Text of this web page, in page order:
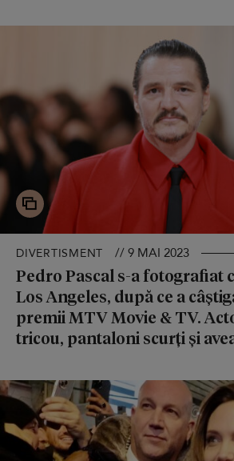
DIVERTISMENT // 9 MAI 2023
Pedro Pascal s-a fotografiat
Los Angeles, după ce a
premii MTV Movie & TV.
tricou, pantaloni scurți și